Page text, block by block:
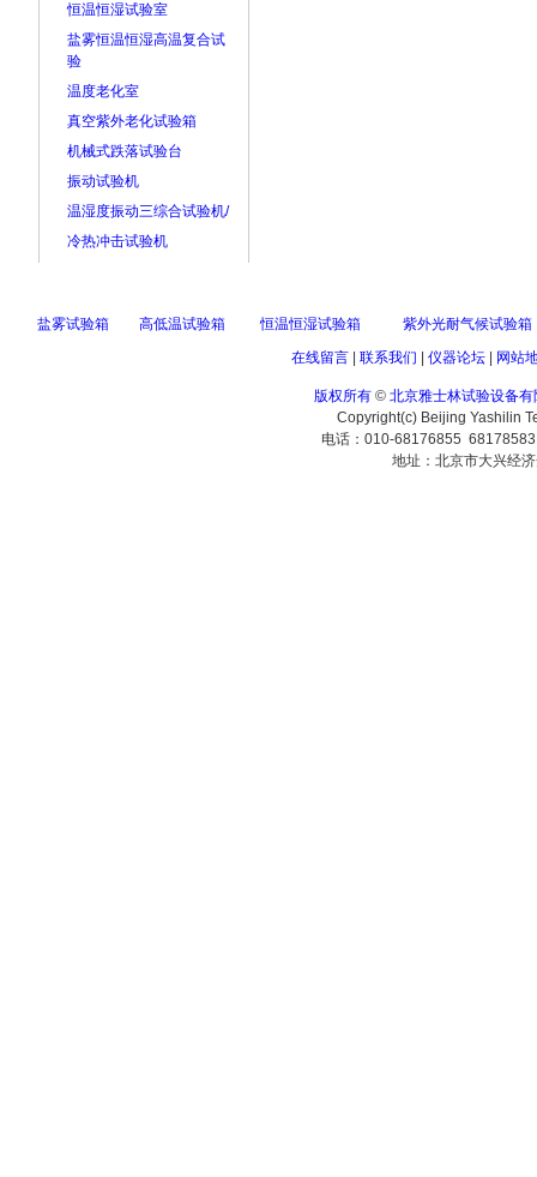
恒温恒湿试验室
盐雾恒温恒湿高温复合试
验
温度老化室
真空紫外老化试验箱
机械式跌落试验台
振动试验机
温湿度振动三综合试验机/
冷热冲击试验机
盐雾试验箱 高低温试验箱 恒温恒湿试验箱
紫外光耐气候试验箱
在线留言| 联系我们 仪器论坛| 网站
版权所有 © 北京雅士林试验设备有
Copyright(c) Beijing Yashilin
电话：010-68176855
地址：北京市大兴经